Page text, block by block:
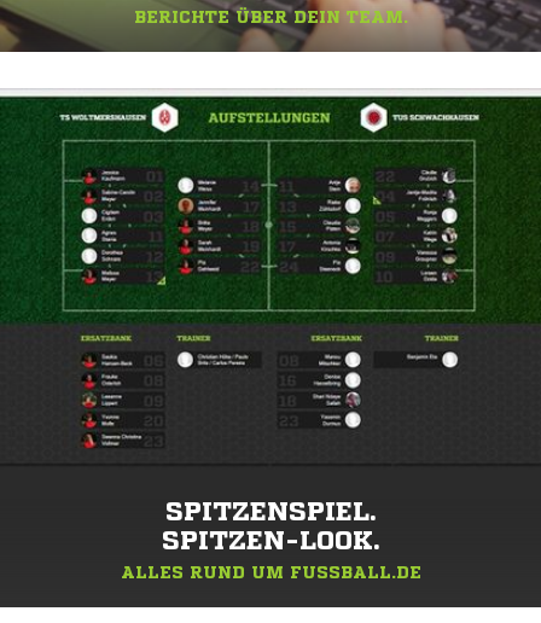
BERICHTE ÜBER DEIN TEAM.
SPITZENSPIEL.
SPITZEN-LOOK.
ALLES RUND UM FUSSBALL.DE